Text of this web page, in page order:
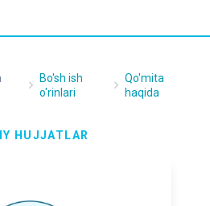
Bo'sh ish
o'rinlari
Qo'mita
haqida
HUJJATLAR